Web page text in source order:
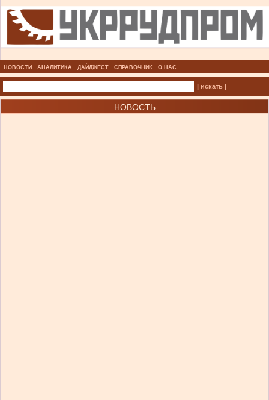
НОВОСТИ АНАЛИТИКА ДАЙДЖЕСТ СПРАВОЧНИК О НАС
| искать |
НОВОСТЬ